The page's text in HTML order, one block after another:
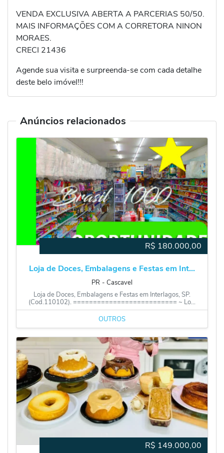
VENDA EXCLUSIVA ABERTA A PARCERIAS 50/50.
MAIS INFORMAÇÕES COM A CORRETORA NINON
MORAES.
CRECI 21436
Agende sua visita e surpreenda-se com cada detalhe
deste belo imóvel!!!
Anúncios relacionados
R$ 180.000,00
Loja de Doces, Embalagens e Festas em Int...
PR ‐ Cascavel
Loja de Doces, Embalagens e Festas em Interlagos, SP.
(Cod.110102). ========================== ~ Lo...
OUTROS
R$ 149.000,00